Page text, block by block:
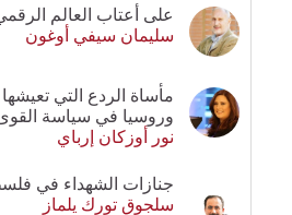
على أعتاب العالم
سليمان سيفي أوغون
مأساة الردع التي تعيشها
وروسيا في سياسة
نور أوزكان إرباي
جنازات الشهداء في
سلجوق تورك يلماز